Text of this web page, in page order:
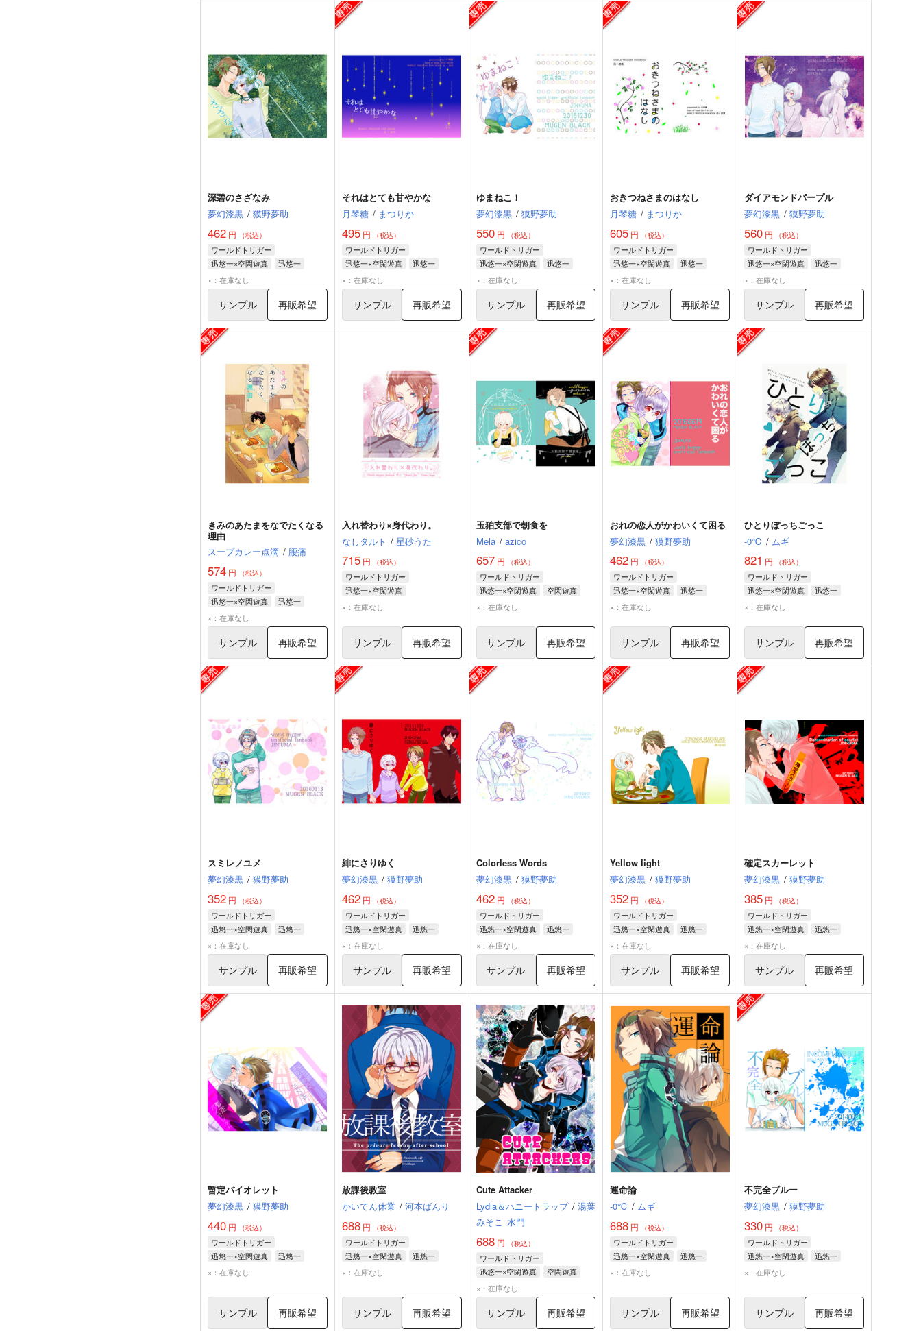
深碧のさざなみ
夢幻漆黒 / 獏野夢助
462 円 （税込）
ワールドトリガー
迅悠一×空閑遊真
迅悠一
空閑遊真
×：在庫なし
サンプル 再販希望
それはとても甘やかな
月琴糖 / まつりか
495円 （税込）
ワールドトリガー
迅悠一×空閑遊真
迅悠一
空閑遊真
×：在庫なし
サンプル 再販希望
ゆまねこ！
夢幻漆黒 / 獏野夢助
550円 （税込）
ワールドトリガー
迅悠一×空閑遊真
迅悠一
空閑遊真
×：在庫なし
サンプル 再販希望
おきつねさまのはなし
月琴糖 / まつりか
605 円 （税込）
ワールドトリガー
迅悠一×空閑遊真
迅悠一
空閑遊真
×：在庫なし
サンプル 再販希望
ダイアモンドパープル
夢幻漆黒 / 獏野夢助
560 円 （税込）
ワールドトリガー
迅悠一×空閑遊真
迅悠一
空閑遊真
×：在庫なし
サンプル 再販希望
きみのあたまをなでたくなる
理由
スープカレー点滴 / 腰痛
574 円 （税込）
ワールドトリガー
迅悠一×空閑遊真
迅悠一
空閑遊真
×：在庫なし
サンプル 再販希望
入れ替わり×身代わり。
なしタルト / 星砂うた
715円 （税込）
ワールドトリガー
迅悠一×空閑遊真
×：在庫なし
サンプル 再販希望
玉狛支部で朝食を
Mela / azico
657円 （税込）
ワールドトリガー
迅悠一×空閑遊真
空閑遊真
迅悠一
×：在庫なし
サンプル 再販希望
おれの恋人がかわいくて困る
夢幻漆黒 / 獏野夢助
462 円 （税込）
ワールドトリガー
迅悠一×空閑遊真
迅悠一
空閑遊真
×：在庫なし
サンプル 再販希望
ひとりぼっちごっこ
-0℃ / ムギ
821 円 （税込）
ワールドトリガー
迅悠一×空閑遊真
迅悠一
空閑遊真
×：在庫なし
サンプル 再販希望
スミレノユメ
夢幻漆黒 / 獏野夢助
352 円 （税込）
ワールドトリガー
迅悠一×空閑遊真
迅悠一
空閑遊真
×：在庫なし
サンプル 再販希望
緋にさりゆく
夢幻漆黒 / 獏野夢助
462円 （税込）
ワールドトリガー
迅悠一×空閑遊真
迅悠一
空閑遊真
×：在庫なし
サンプル 再販希望
Colorless Words
夢幻漆黒 / 獏野夢助
462円 （税込）
ワールドトリガー
迅悠一×空閑遊真
迅悠一
空閑遊真
×：在庫なし
サンプル 再販希望
Yellow light
夢幻漆黒 / 獏野夢助
352 円 （税込）
ワールドトリガー
迅悠一×空閑遊真
迅悠一
空閑遊真
×：在庫なし
サンプル 再販希望
確定スカーレット
夢幻漆黒 / 獏野夢助
385 円 （税込）
ワールドトリガー
迅悠一×空閑遊真
迅悠一
空閑遊真
×：在庫なし
サンプル 再販希望
暫定バイオレット
夢幻漆黒 / 獏野夢助
440 円 （税込）
ワールドトリガー
迅悠一×空閑遊真
迅悠一
空閑遊真
×：在庫なし
サンプル 再販希望
放課後教室
かいてん休業 / 河本ばんり
688円 （税込）
ワールドトリガー
迅悠一×空閑遊真
迅悠一
空閑遊真
×：在庫なし
サンプル 再販希望
Cute Attacker
Lydia＆ハニートラップ / 湯葉
みそこ 水門
688円 （税込）
ワールドトリガー
迅悠一×空閑遊真
空閑遊真
迅悠一
×：在庫なし
サンプル 再販希望
運命論
-0℃ / ムギ
688 円 （税込）
ワールドトリガー
迅悠一×空閑遊真
迅悠一
空閑遊真
×：在庫なし
サンプル 再販希望
不完全ブルー
夢幻漆黒 / 獏野夢助
330 円 （税込）
ワールドトリガー
迅悠一×空閑遊真
迅悠一
空閑遊真
×：在庫なし
サンプル 再販希望